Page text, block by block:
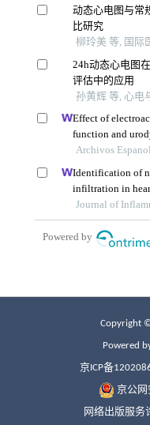
Copyright
Powered
京ICP备
京公网
网络出版服务